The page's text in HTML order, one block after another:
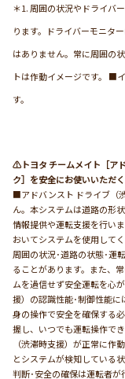
＊1. 周囲の状況やドライバ
ります。ドライバーモニタ
はありません。常に周囲の
トは作動イメージです。 ■
す。
⚠トヨタ チームメイト［ア
ク］を安全にお使いいただ
■アドバンスト ドライブ（
ん。本システムは道路の形
情報提供や運転支援を行い
おいてシステムを使用して
周囲の状況･道路の状態･運
ることがあります。また、
ムを過信せず安全運転を心
援）の認識性能･制御性能に
身の操作で安全を確保する
握し、いつでも運転操作で
（渋滞時支援）が正常に作
とシステムが検知している
判断･安全の確保は運転者が